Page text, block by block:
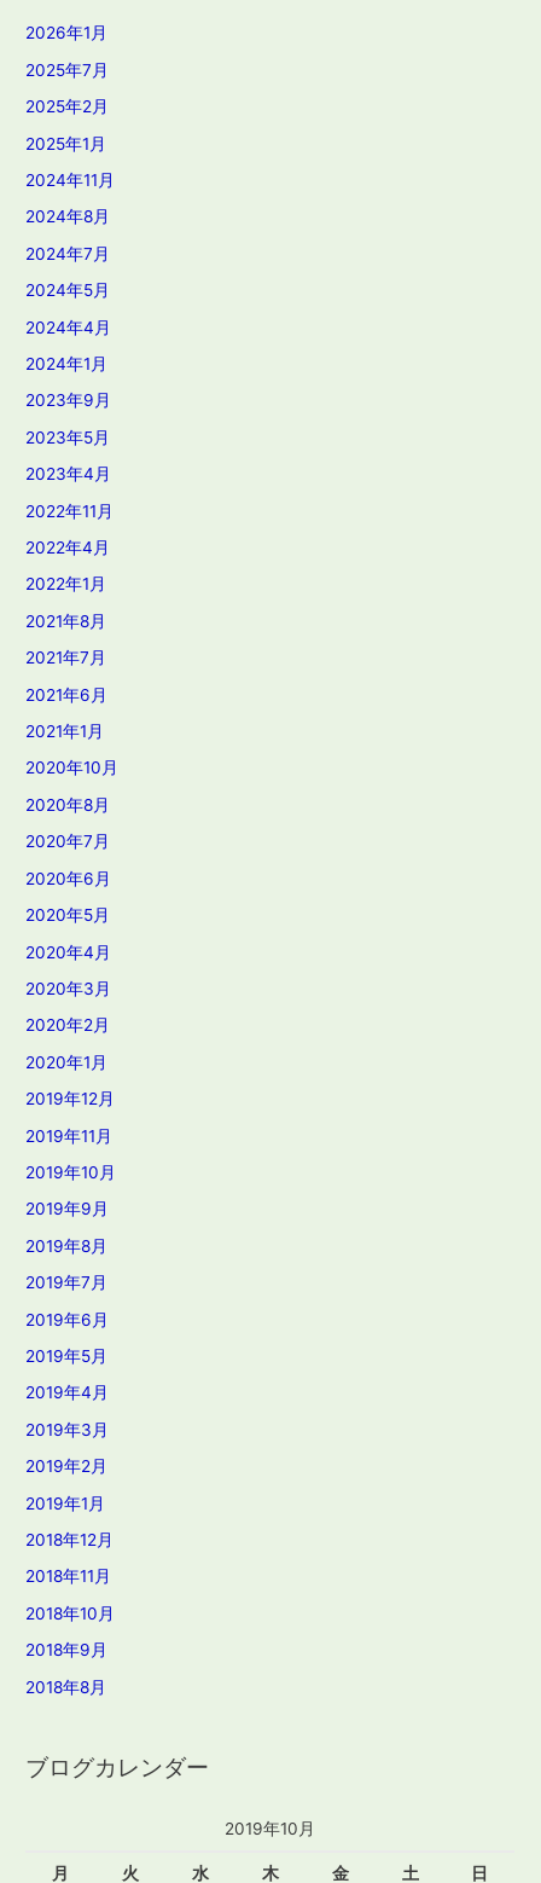
2026年1月
2025年7月
2025年2月
2025年1月
2024年11月
2024年8月
2024年7月
2024年5月
2024年4月
2024年1月
2023年9月
2023年5月
2023年4月
2022年11月
2022年4月
2022年1月
2021年8月
2021年7月
2021年6月
2021年1月
2020年10月
2020年8月
2020年7月
2020年6月
2020年5月
2020年4月
2020年3月
2020年2月
2020年1月
2019年12月
2019年11月
2019年10月
2019年9月
2019年8月
2019年7月
2019年6月
2019年5月
2019年4月
2019年3月
2019年2月
2019年1月
2018年12月
2018年11月
2018年10月
2018年9月
2018年8月
ブログカレンダー
2019年10月
月 火 水 木 金 土 日